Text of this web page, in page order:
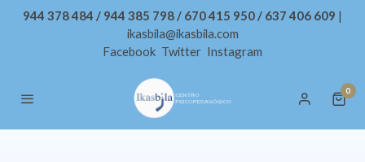
944 378 484 / 944 385 798 / 670 415 950 / 637 406 609 |
ikasbila@ikasbila.com
Facebook Twitter Instagram
0